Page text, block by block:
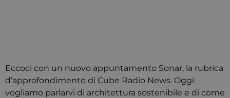
Eccoci con un nuovo appuntamento Sonar, la rubrica
d’approfondimento di Cube Radio News. Oggi
vogliamo parlarvi di architettura sostenibile e di come